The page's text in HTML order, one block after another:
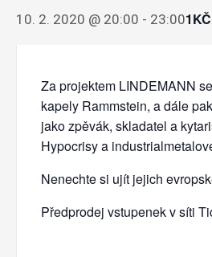
10. 2. 2020 @ 20:00 - 23:00
Za projektem LINDEMANN
kapely Rammstein, a dále
jako zpěvák, skladatel a
Hypocrisy a
Nenechte si ujít jejich
Předprodej vstupenek v síti